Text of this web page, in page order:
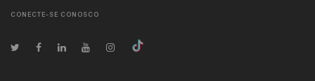
CONECTE-SE CONOSCO